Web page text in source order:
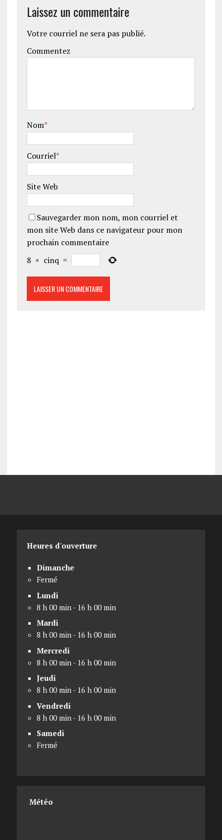
Laissez un commentaire
Votre courriel ne sera pas publié.
Commentez
Nom*
Courriel*
Site Web
Sauvegarder mon nom, mon courriel et
mon site Web dans ce navigateur pour mon
prochain commentaire
8 × cinq =
Heures d'ouverture
Dimanche
Fermé
Lundi
8 h 00 min - 16 h 00 min
Mardi
8 h 00 min - 16 h 00 min
Mercredi
8 h 00 min - 16 h 00 min
Jeudi
8 h 00 min - 16 h 00 min
Vendredi
8 h 00 min - 16 h 00 min
Samedi
Fermé
Météo